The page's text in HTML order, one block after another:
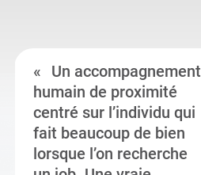
Un accompagnement
humain de proximité
centré sur l’individu qui
fait beaucoup de bien
lorsque l’on recherche